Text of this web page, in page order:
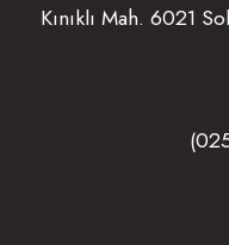
Kınıklı Mah. 6021